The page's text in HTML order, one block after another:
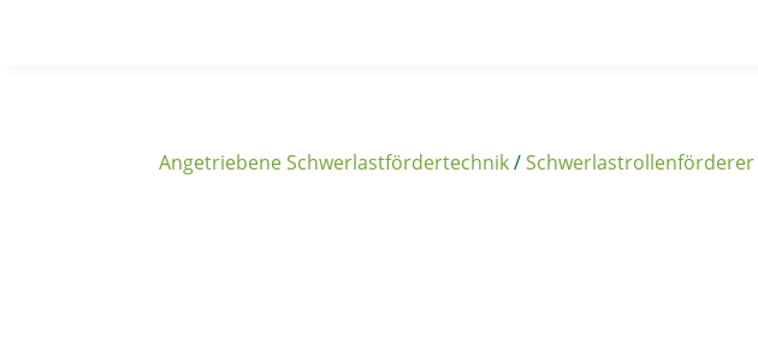
Angetriebene Schwerlastfördertechnik/Schwerlastrollenförderer